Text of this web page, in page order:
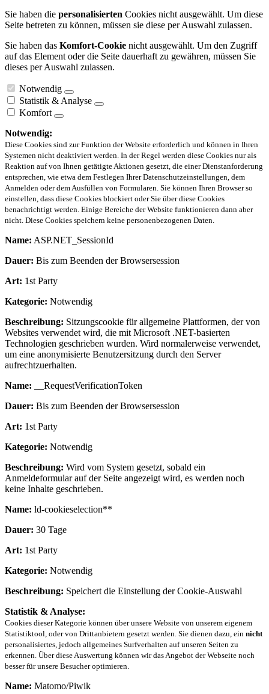
Sie haben die personalisierten Cookies nicht ausgewählt. Um diese
Seite betreten zu können, müssen sie diese per Auswahl zulassen.
Sie haben das Komfort-Cookie nicht ausgewählt. Um den Zugriff
auf das Element oder die Seite dauerhaft zu gewähren, müssen Sie
dieses per Auswahl zulassen.
Notwendig
Statistik & Analyse
Komfort
Notwendig:
Diese Cookies sind zur Funktion der Website erforderlich und können in Ihren
Systemen nicht deaktiviert werden. In der Regel werden diese Cookies nur als
Reaktion auf von Ihnen getätigte Aktionen gesetzt, die einer Dienstanforderung
entsprechen, wie etwa dem Festlegen Ihrer Datenschutzeinstellungen, dem
Anmelden oder dem Ausfüllen von Formularen. Sie können Ihren Browser so
einstellen, dass diese Cookies blockiert oder Sie über diese Cookies
benachrichtigt werden. Einige Bereiche der Website funktionieren dann aber
nicht. Diese Cookies speichern keine personenbezogenen Daten.
Name: ASP.NET_SessionId
Dauer: Bis zum Beenden der Browsersession
Art: 1st Party
Kategorie: Notwendig
Beschreibung: Sitzungscookie für allgemeine Plattformen, der von
Websites verwendet wird, die mit Microsoft .NET-basierten
Technologien geschrieben wurden. Wird normalerweise verwendet,
um eine anonymisierte Benutzersitzung durch den Server
aufrechtzuerhalten.
Name: __RequestVerificationToken
Dauer: Bis zum Beenden der Browsersession
Art: 1st Party
Kategorie: Notwendig
Beschreibung: Wird vom System gesetzt, sobald ein
Anmeldeformular auf der Seite angezeigt wird, es werden noch
keine Inhalte geschrieben.
Name: ld-cookieselection**
Dauer: 30 Tage
Art: 1st Party
Kategorie: Notwendig
Beschreibung: Speichert die Einstellung der Cookie-Auswahl
Statistik & Analyse:
Cookies dieser Kategorie können über unsere Website von unserem eigenem
Statistiktool, oder von Drittanbietern gesetzt werden. Sie dienen dazu, ein nicht
personalisiertes, jedoch allgemeines Surfverhalten auf unseren Seiten zu
erkennen. Über diese Auswertung können wir das Angebot der Webseite noch
besser für unsere Besucher optimieren.
Name: Matomo/Piwik